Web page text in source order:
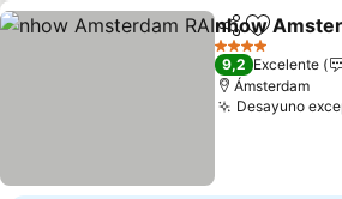
Compartir
Agregar
nhow
4 Estrellas
9,2 Excelente
Ámsterdam
Desayuno